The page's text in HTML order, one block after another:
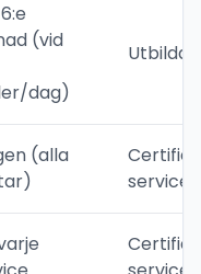
(vid
dag)
(alla